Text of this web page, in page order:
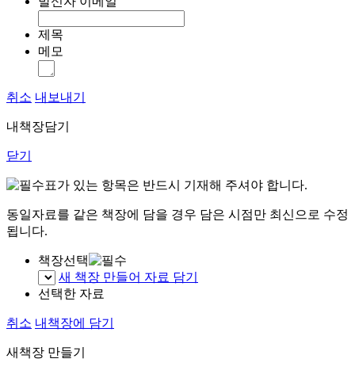
제목
메모
취소 내보내기
내책장담기
닫기
표가 있는 항목은 반드시 기재해 주셔야 합니다.
동일자료를 같은 책장에 담을 경우 담은 시점만 최신으로 수정
됩니다.
책장선택
새 책장 만들어 자료 담기
선택한 자료
취소 내책장에 담기
새책장 만들기